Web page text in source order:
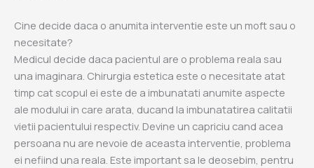
Cine decide daca o anumita interventie este un moft sau o
necesitate?
Medicul decide daca pacientul are o problema reala sau
una imaginara. Chirurgia estetica este o necesitate atat
timp cat scopul ei este de a imbunatati anumite aspecte
ale modului in care arata, ducand la imbunatatirea calitatii
vietii pacientului respectiv. Devine un capriciu cand acea
persoana nu are nevoie de aceasta interventie, problema
ei nefiind una reala. Este important sa le deosebim, pentru